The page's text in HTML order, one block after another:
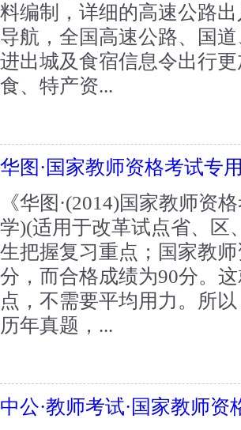
料编制，详细的高速公路
导航，全国高速公路、国
进出城及食宿信息令出行
食、特产资...
华图·国家教师资格考试专
《华图·(2014)国家教师资
学)(适用于改革试点省、区
生把握复习重点；国家教
分，而合格成绩为90分。
点，不需要平均用力。所
历年真题，...
中公·教师考试·国家教师